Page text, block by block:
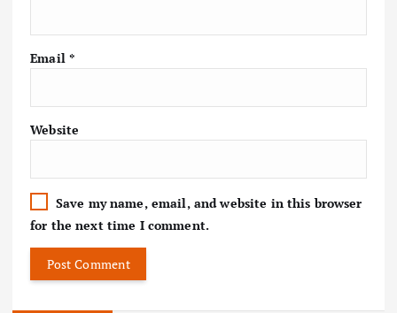
Email *
Website
Save my name, email, and website in this browser
for the next time I comment.